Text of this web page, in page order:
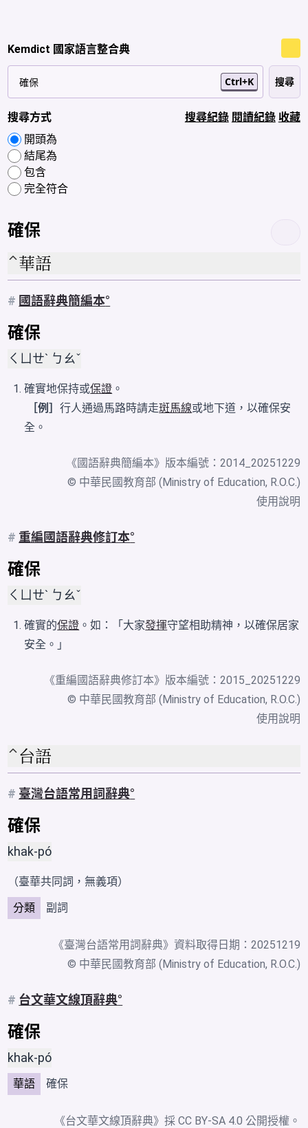
Kemdict 國家語言整合典
Ctrl+K
搜尋方式
開頭為
結尾為
包含
完全符合
搜尋紀錄 閱讀紀錄 收藏
確保
華語
# 國語辭典簡編本
確保
ㄑㄩㄝˋ ㄅㄠˇ
確實地保持或保證 。
［例］行人通過馬路時請走斑馬線或地下道，以確保安
全。
《國語辭典簡編本》版本編號：2014_20251229
© 中華民國教育部 (Ministry of Education, R.O.C.)
使用說明
# 重編國語辭典修訂本
確保
ㄑㄩㄝˋ ㄅㄠˇ
確實的保證 。如：「大家發揮守望相助精神，以確保居家
安全。」
《重編國語辭典修訂本》版本編號：2015_20251229
© 中華民國教育部 (Ministry of Education, R.O.C.)
使用說明
台語
# 臺灣台語常用詞辭典
確保
khak-pó
（臺華共同詞，無義項）
分類
副詞
《臺灣台語常用詞辭典》資料取得日期：20251219
© 中華民國教育部 (Ministry of Education, R.O.C.)
# 台文華文線頂辭典
確保
khak-pó
華語 確保
《台文華文線頂辭典》採 CC BY-SA 4.0 公開授權。